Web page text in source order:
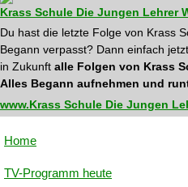
Krass Schule Die Jungen Lehrer
Du hast die letzte Folge von Krass
Begann verpasst? Dann einfach
in Zukunft alle Folgen von Krass
Alles Begann aufnehmen und
www.Krass Schule Die Jungen
Home
TV-Programm heute